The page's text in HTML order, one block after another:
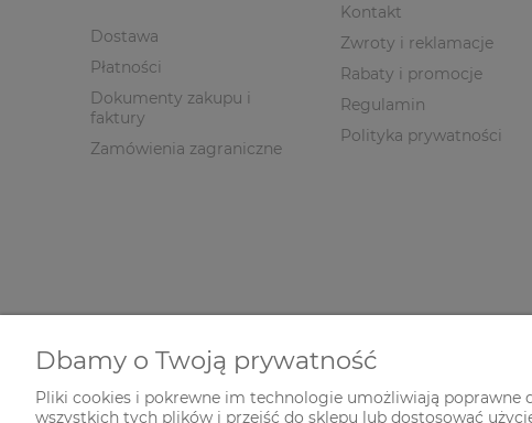
Dostawa
Płatności
Dokumenty zakupu i
faktury
Zamówienia zagraniczne
Kontakt
Zwroty i reklamacje
Rabaty i promocje
Regulamin
Polityka prywatności
Dbamy o Twoją prywatność
Pliki cookies i pokrewne im technologie umożliwiają poprawne
wszystkich tych plików i przejść do sklepu lub dostosować